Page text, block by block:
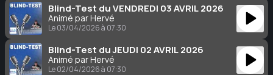
Blind-Test du VENDREDI 03 AVRIL 2026
Animé par Hervé
Le 03/04/2026 à 07:30
Blind-Test du JEUDI 02 AVRIL 2026
Animé par Hervé
Le 02/04/2026 à 07:30